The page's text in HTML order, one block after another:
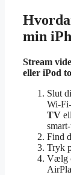
min
Stream
eller iPod
Slut
Wi-
TV
smart-
Find
Tryk
Vælg